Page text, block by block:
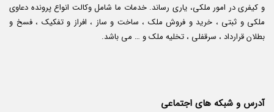
و کیفری در امور ملکی، یاری رساند. خدمات ما شامل وکالت انواع پرونده دعاوی
ملکی و ثبتی ، خرید و فروش ملک ، ساخت و ساز ، افراز و تفکیک ، فسخ و
بطلان قرارداد ، سرقفلی ، تخلیه ملک و … می باشد.
آدرس و شبکه های اجتماعی